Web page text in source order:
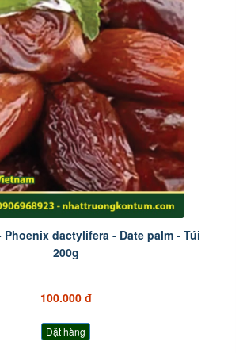
Phoenix dactylifera - Date palm - Túi
200g
100.000 đ
Đặt hàng